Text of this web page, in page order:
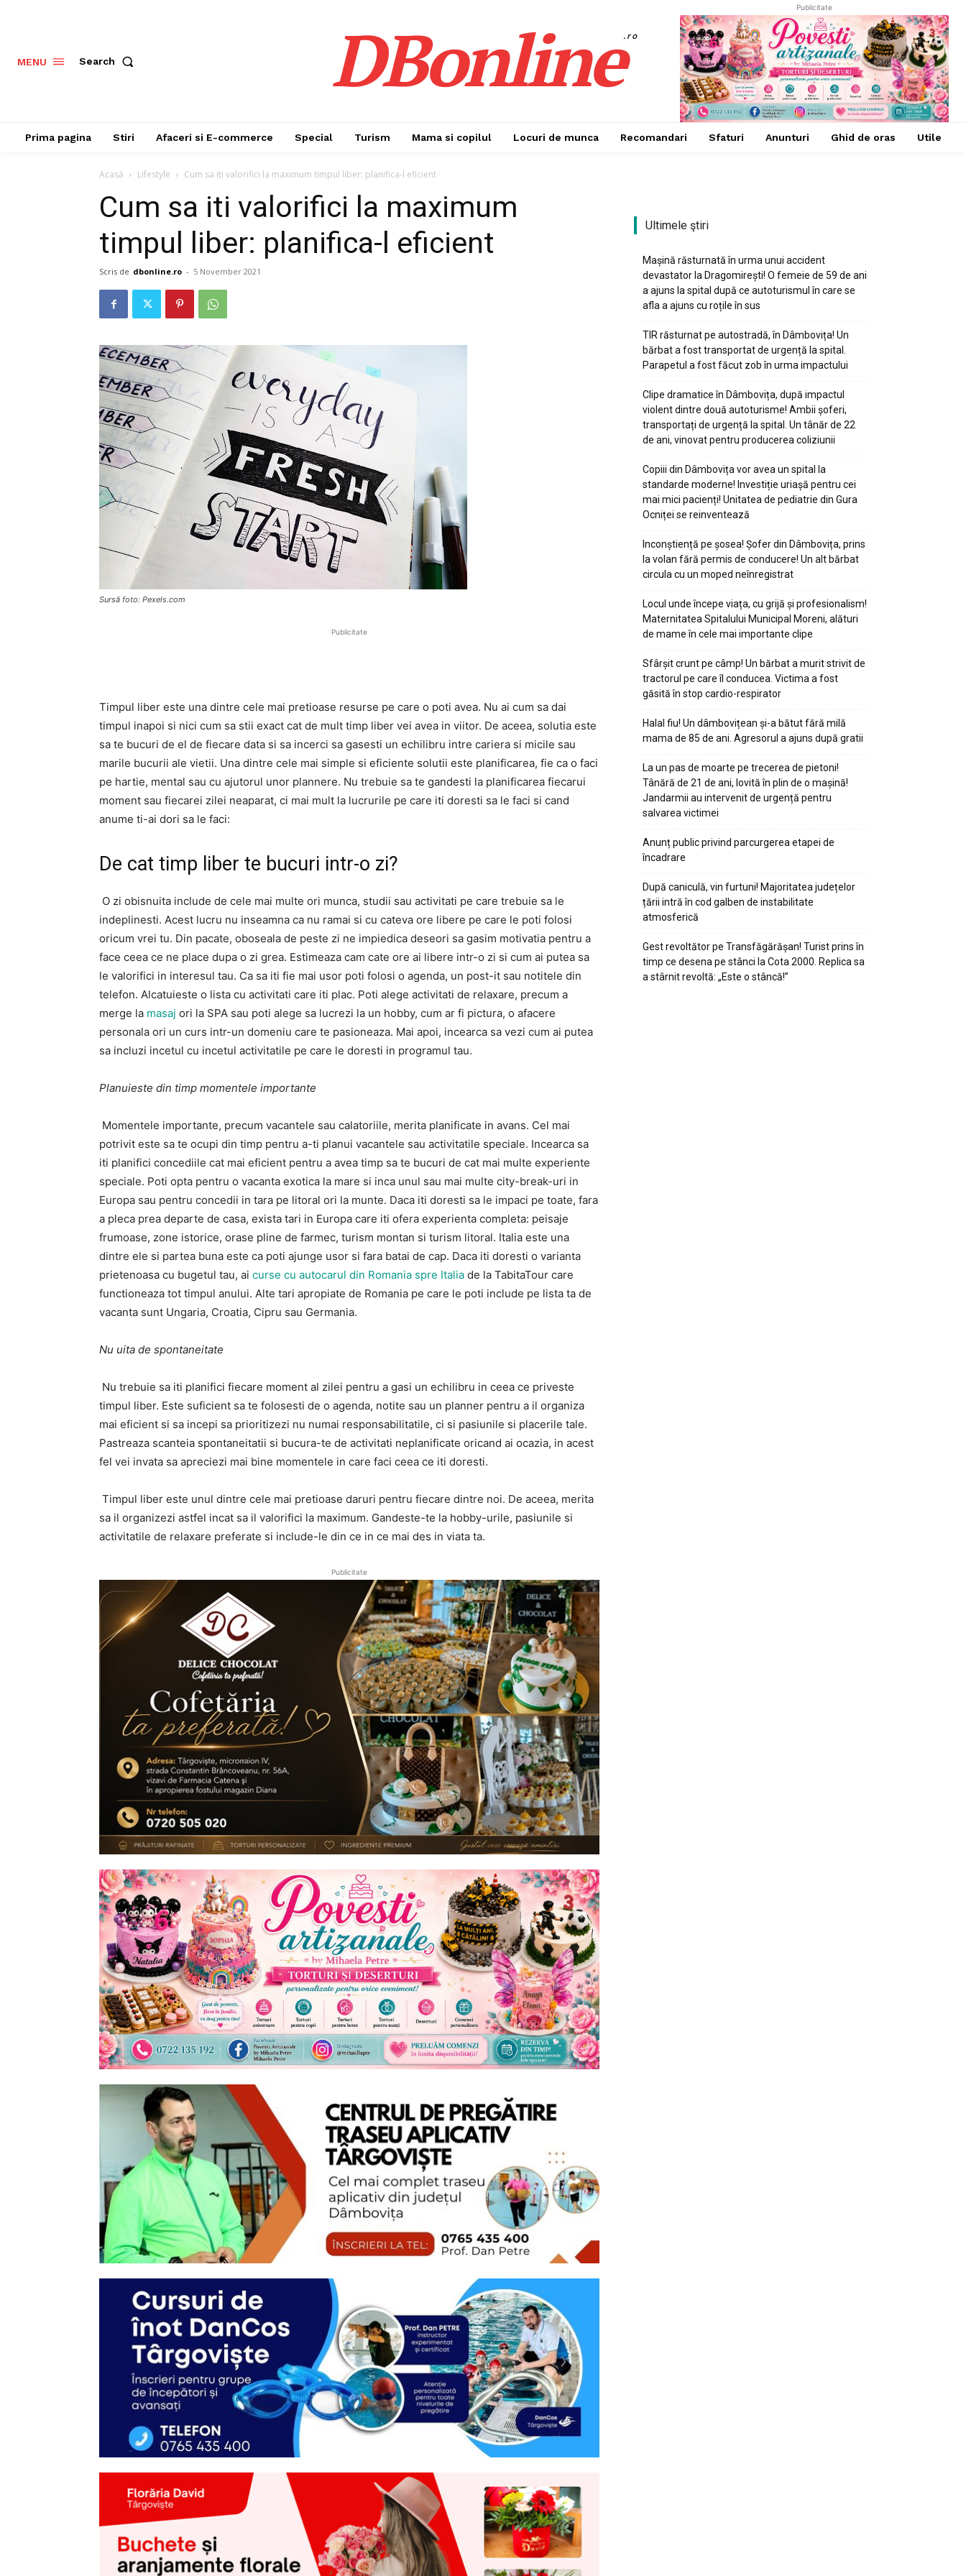
MENU Search DBonline.ro
Publicitate
Prima pagina Stiri Afaceri si E-commerce Special Turism Mama si copilul Locuri de munca Recomandari Sfaturi Anunturi Ghid de oras Utile
Acasă Lifestyle Cum sa iti valorifici la maximum timpul liber: planifica-l eficient
Cum sa iti valorifici la maximum
timpul liber: planifica-l eficient
Scris de dbonline.ro - 5 November 2021
Sursă foto: Pexels.com
Publicitate
Timpul liber este una dintre cele mai pretioase resurse pe care o poti avea. Nu ai cum sa dai
timpul inapoi si nici cum sa stii exact cat de mult timp liber vei avea in viitor. De aceea, solutia este
sa te bucuri de el de fiecare data si sa incerci sa gasesti un echilibru intre cariera si micile sau
marile bucurii ale vietii. Una dintre cele mai simple si eficiente solutii este planificarea, fie ca o faci
pe hartie, mental sau cu ajutorul unor plannere. Nu trebuie sa te gandesti la planificarea fiecarui
moment sau fiecarei zilei neaparat, ci mai mult la lucrurile pe care iti doresti sa le faci si cand
anume ti-ai dori sa le faci:
De cat timp liber te bucuri intr-o zi?
O zi obisnuita include de cele mai multe ori munca, studii sau activitati pe care trebuie sa le
indeplinesti. Acest lucru nu inseamna ca nu ramai si cu cateva ore libere pe care le poti folosi
oricum vrei tu. Din pacate, oboseala de peste zi ne impiedica deseori sa gasim motivatia pentru a
face ceea ce ne place dupa o zi grea. Estimeaza cam cate ore ai libere intr-o zi si cum ai putea sa
le valorifici in interesul tau. Ca sa iti fie mai usor poti folosi o agenda, un post-it sau notitele din
telefon. Alcatuieste o lista cu activitati care iti plac. Poti alege activitati de relaxare, precum a
merge la masaj ori la SPA sau poti alege sa lucrezi la un hobby, cum ar fi pictura, o afacere
personala ori un curs intr-un domeniu care te pasioneaza. Mai apoi, incearca sa vezi cum ai putea
sa incluzi incetul cu incetul activitatile pe care le doresti in programul tau.
Planuieste din timp momentele importante
Momentele importante, precum vacantele sau calatoriile, merita planificate in avans. Cel mai
potrivit este sa te ocupi din timp pentru a-ti planui vacantele sau activitatile speciale. Incearca sa
iti planifici concediile cat mai eficient pentru a avea timp sa te bucuri de cat mai multe experiente
speciale. Poti opta pentru o vacanta exotica la mare si inca unul sau mai multe city-break-uri in
Europa sau pentru concedii in tara pe litoral ori la munte. Daca iti doresti sa le impaci pe toate, fara
a pleca prea departe de casa, exista tari in Europa care iti ofera experienta completa: peisaje
frumoase, zone istorice, orase pline de farmec, turism montan si turism litoral. Italia este una
dintre ele si partea buna este ca poti ajunge usor si fara batai de cap. Daca iti doresti o varianta
prietenoasa cu bugetul tau, ai curse cu autocarul din Romania spre Italia de la TabitaTour care
functioneaza tot timpul anului. Alte tari apropiate de Romania pe care le poti include pe lista ta de
vacanta sunt Ungaria, Croatia, Cipru sau Germania.
Nu uita de spontaneitate
Nu trebuie sa iti planifici fiecare moment al zilei pentru a gasi un echilibru in ceea ce priveste
timpul liber. Este suficient sa te folosesti de o agenda, notite sau un planner pentru a il organiza
mai eficient si sa incepi sa prioritizezi nu numai responsabilitatile, ci si pasiunile si placerile tale.
Pastreaza scanteia spontaneitatii si bucura-te de activitati neplanificate oricand ai ocazia, in acest
fel vei invata sa apreciezi mai bine momentele in care faci ceea ce iti doresti.
Timpul liber este unul dintre cele mai pretioase daruri pentru fiecare dintre noi. De aceea, merita
sa il organizezi astfel incat sa il valorifici la maximum. Gandeste-te la hobby-urile, pasiunile si
activitatile de relaxare preferate si include-le din ce in ce mai des in viata ta.
Publicitate
Ultimele ştiri
Mașină răsturnată în urma unui accident
devastator la Dragomirești! O femeie de 59 de ani
a ajuns la spital după ce autoturismul în care se
afla a ajuns cu roțile în sus
TIR răsturnat pe autostradă, în Dâmbovița! Un
bărbat a fost transportat de urgență la spital.
Parapetul a fost făcut zob în urma impactului
Clipe dramatice în Dâmbovița, după impactul
violent dintre două autoturisme! Ambii șoferi,
transportați de urgență la spital. Un tânăr de 22
de ani, vinovat pentru producerea coliziunii
Copiii din Dâmbovița vor avea un spital la
standarde moderne! Investiție uriașă pentru cei
mai mici pacienți! Unitatea de pediatrie din Gura
Ocniței se reinventează
Inconștiență pe șosea! Șofer din Dâmbovița, prins
la volan fără permis de conducere! Un alt bărbat
circula cu un moped neînregistrat
Locul unde începe viața, cu grijă și profesionalism!
Maternitatea Spitalului Municipal Moreni, alături
de mame în cele mai importante clipe
Sfârșit crunt pe câmp! Un bărbat a murit strivit de
tractorul pe care îl conducea. Victima a fost
găsită în stop cardio-respirator
Halal fiu! Un dâmbovițean și-a bătut fără milă
mama de 85 de ani. Agresorul a ajuns după gratii
La un pas de moarte pe trecerea de pietoni!
Tânără de 21 de ani, lovită în plin de o mașină!
Jandarmii au intervenit de urgență pentru
salvarea victimei
Anunț public privind parcurgerea etapei de
încadrare
După caniculă, vin furtuni! Majoritatea județelor
țării intră în cod galben de instabilitate
atmosferică
Gest revoltător pe Transfăgărășan! Turist prins în
timp ce desena pe stânci la Cota 2000. Replica sa
a stârnit revoltă: „Este o stâncă!”